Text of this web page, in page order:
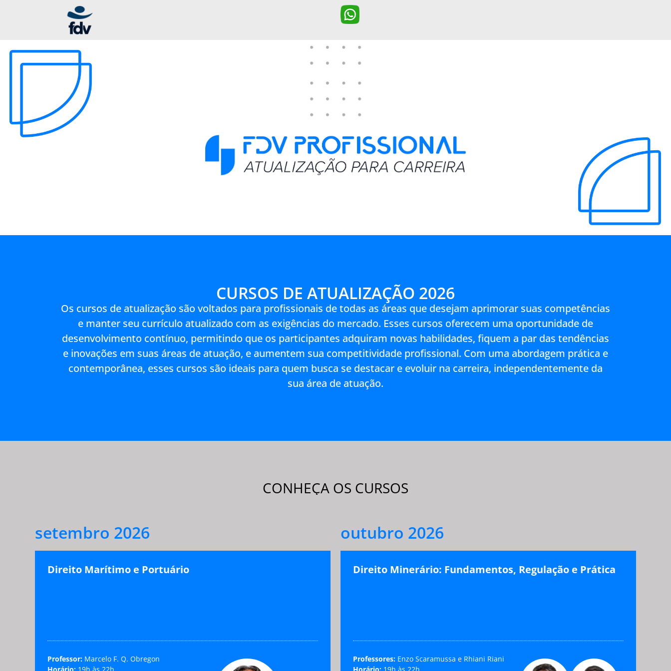
CURSOS DE ATUALIZAÇÃO 2026
Os cursos de atualização são voltados para profissionais de todas as áreas que desejam aprimorar suas competências
e manter seu currículo atualizado com as exigências do mercado. Esses cursos oferecem uma oportunidade de
desenvolvimento contínuo, permitindo que os participantes adquiram novas habilidades, fiquem a par das tendências
e inovações em suas áreas de atuação, e aumentem sua competitividade profissional. Com uma abordagem prática e
contemporânea, esses cursos são ideais para quem busca se destacar e evoluir na carreira, independentemente da
sua área de atuação.
CONHEÇA OS CURSOS
setembro 2026
Direito Marítimo e Portuário
Professor: Marcelo F. Q. Obregon
Horário: 19h às 22h
outubro 2026
Direito Minerário: Fundamentos, Regulação e Prática
Professores: Enzo Scaramussa e Rhiani Riani
Horário: 19h às 22h